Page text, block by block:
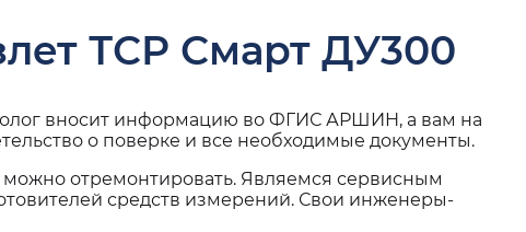
ТСР Смарт ДУ300
вносит информацию во ФГИС АРШИН, а вам на
о поверке и все необходимые документы.
отремонтировать. Являемся сервисным
средств измерений. Свои инженеры-